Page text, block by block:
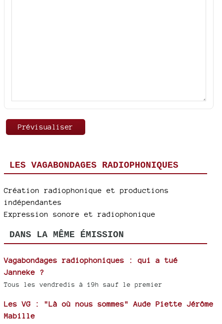
LES VAGABONDAGES RADIOPHONIQUES
Création radiophonique et productions
indépendantes
Expression sonore et radiophonique
DANS LA MÊME ÉMISSION
Vagabondages radiophoniques : qui a tué
Janneke ?
Tous les vendredis à 19h sauf le premier
Les VG : "Là où nous sommes" Aude Piette Jérôme
Mabille